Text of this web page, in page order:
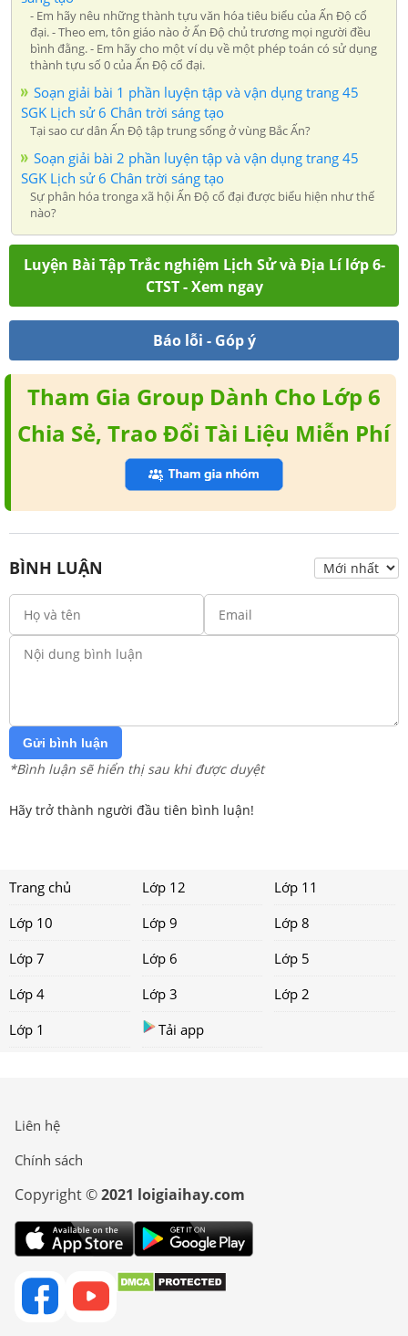
- Em hãy nêu những thành tựu văn hóa tiêu biểu của Ấn Độ cổ
đại. - Theo em, tôn giáo nào ở Ấn Độ chủ trương mọi người đều
bình đằng. - Em hãy cho một ví dụ về một phép toán có sử dụng
thành tựu số 0 của Ấn Độ cổ đại.
Soạn giải bài 1 phần luyện tập và vận dụng trang 45
SGK Lịch sử 6 Chân trời sáng tạo
Tại sao cư dân Ấn Độ tập trung sống ở vùng Bắc Ấn?
Soạn giải bài 2 phần luyện tập và vận dụng trang 45
SGK Lịch sử 6 Chân trời sáng tạo
Sự phân hóa tronga xã hội Ấn Độ cổ đại được biểu hiện như thế
nào?
Luyện Bài Tập Trắc nghiệm Lịch Sử và Địa Lí lớp 6-
CTST - Xem ngay
Báo lỗi - Góp ý
Tham Gia Group Dành Cho Lớp 6
Chia Sẻ, Trao Đổi Tài Liệu Miễn Phí
BÌNH LUẬN
Gửi bình luận
*Bình luận sẽ hiển thị sau khi được duyệt
Hãy trở thành người đầu tiên bình luận!
Trang chủ Lớp 12
Lớp 11
Lớp 10
Lớp 9
Lớp 8
Lớp 7
Lớp 6
Lớp 5
Lớp 4
Lớp 3
Lớp 2
Lớp 1
Tải app
Liên hệ
Chính sách
Copyright ©2021 loigiaihay.com